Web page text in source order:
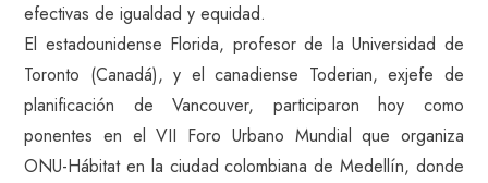
efectivas de igualdad y equidad.
El estadounidense Florida, profesor de la Universidad de
Toronto (Canadá), y el canadiense Toderian, exjefe de
planificación de Vancouver, participaron hoy como
ponentes en el VII Foro Urbano Mundial que organiza
ONU-Hábitat en la ciudad colombiana de Medellín, donde